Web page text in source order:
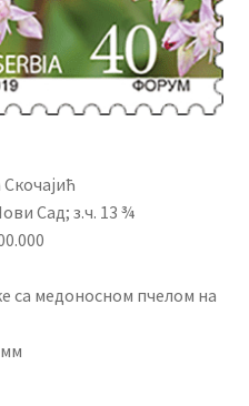
Сад; з.ч. 13 ¾
са медоносном пчелом на